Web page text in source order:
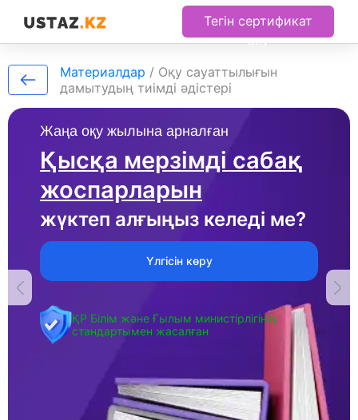
Тегін сертификат
алу
Жаңа оқу жылына арналған
Қысқа мерзімді сабақ
жоспарларын
жүктеп алғыңыз келеді ме?
Үлгісін көру
ҚР Білім және Ғылым министірлігінің
стандартымен жасалған
Материалдар / Оқу сауаттылығын
дамытудың тиімді әдістері